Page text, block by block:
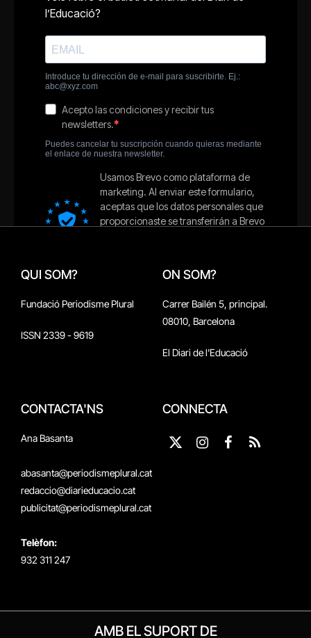
QUI SOM?
Fundació Periodisme Plural
ISSN 2339 - 9619
ON SOM?
Carrer Bailén 5, principal.
08010, Barcelona
El Diari de l'Educació
CONTACTA'NS
Ana Basanta
abasanta@periodismeplural.cat
redaccio@diarieducacio.cat
publicitat@periodismeplural.cat
Telèfon:
932 311 247
CONNECTA
X
Instagram
Facebook
RSS
AMB EL SUPORT DE